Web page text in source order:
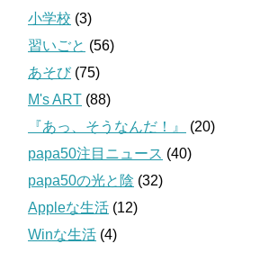
小学校 (3)
習いごと (56)
あそび(75)
M's ART (88)
『あっ、そうなんだ！』
(20)
papa50注目ニュース (40)
papa50の光と陰 (32)
Appleな生活 (12)
Winな生活 (4)